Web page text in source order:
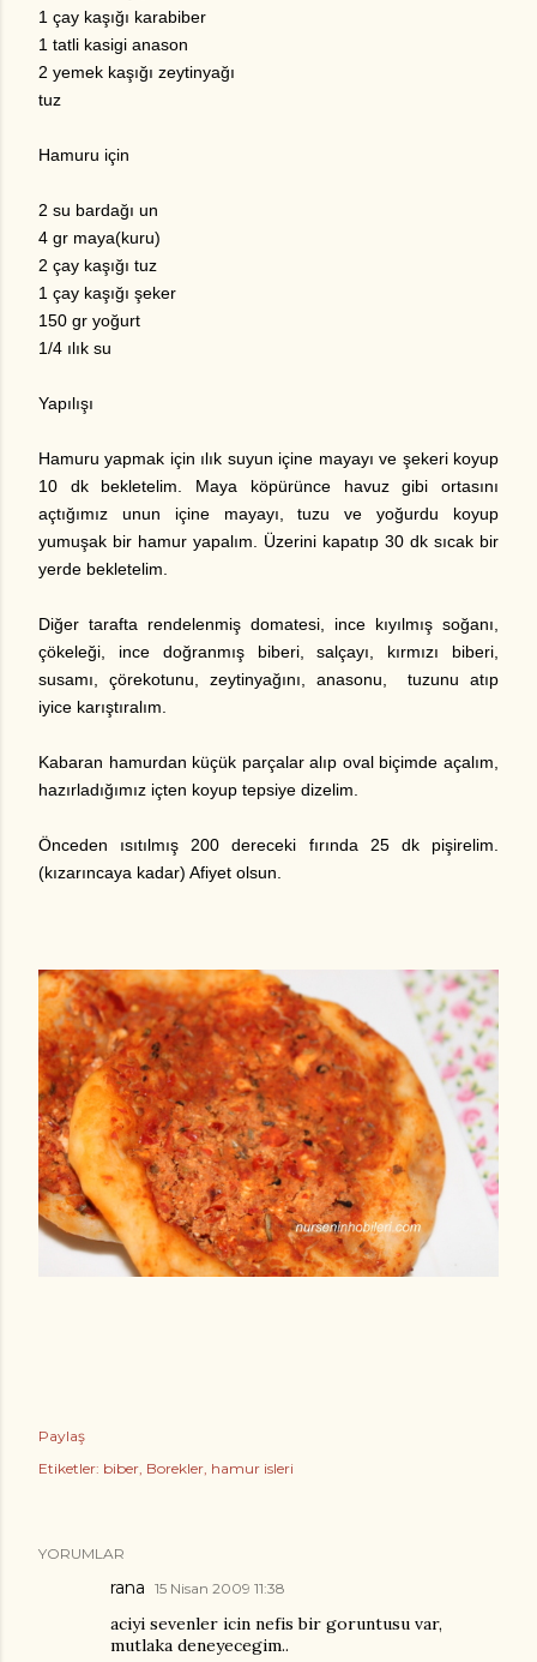
1 çay kaşığı karabiber
1 tatli kasigi anason
2 yemek kaşığı zeytinyağı
tuz
Hamuru için
2 su bardağı un
4 gr maya(kuru)
2 çay kaşığı tuz
1 çay kaşığı şeker
150 gr yoğurt
1/4 ılık su
Yapılışı
Hamuru yapmak için ılık suyun içine mayayı ve şekeri koyup
10 dk bekletelim. Maya köpürünce havuz gibi ortasını
açtığımız unun içine mayayı, tuzu ve yoğurdu koyup
yumuşak bir hamur yapalım. Üzerini kapatıp 30 dk sıcak bir
yerde bekletelim.
Diğer tarafta rendelenmiş domatesi, ince kıyılmış soğanı,
çökeleği, ince doğranmış biberi, salçayı, kırmızı biberi,
susamı, çörekotunu, zeytinyağını, anasonu, tuzunu atıp
iyice karıştıralım.
Kabaran hamurdan küçük parçalar alıp oval biçimde açalım,
hazırladığımız içten koyup tepsiye dizelim.
Önceden ısıtılmış 200 dereceki fırında 25 dk pişirelim.
(kızarıncaya kadar) Afiyet olsun.
Paylaş
Etiketler: biber Borekler hamur isleri
YORUMLAR
rana 15 Nisan 2009 11:38
aciyi sevenler icin nefis bir goruntusu var,
mutlaka deneyecegim..